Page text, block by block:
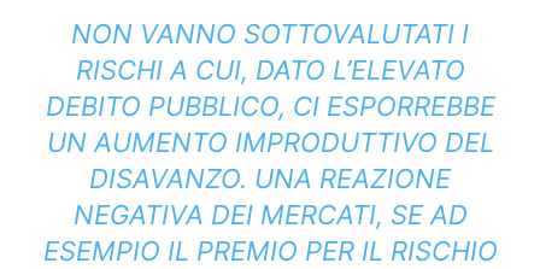
NON VANNO SOTTOVALUTATI I
RISCHI A CUI, DATO L’ELEVATO
DEBITO PUBBLICO, CI ESPORREBBE
UN AUMENTO IMPRODUTTIVO DEL
DISAVANZO. UNA REAZIONE
NEGATIVA DEI MERCATI, SE AD
ESEMPIO IL PREMIO PER IL RISCHIO